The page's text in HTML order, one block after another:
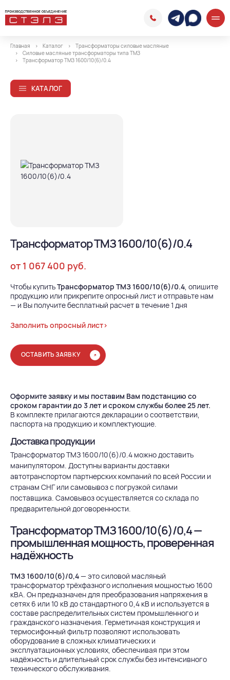
Главная Каталог
Трансформаторы силовые масляные
Силовые масляные трансформаторы типа ТМЗ
Трансформатор ТМЗ 1600/10(6)/0.4
КАТАЛОГ
Трансформатор ТМЗ 1600/10(6)/0.4
от 1 067 400 руб.
Чтобы купитьТрансформатор ТМЗ 1600/10(6)/0.4, опишите
продукцию или прикрепите опросный лист и отправьте нам
— и Вы получите бесплатный расчет в течение 1 дня
Заполнить опросный лист>
ОСТАВИТЬ ЗАЯВКУ
Оформите заявку и мы поставим Вам подстанцию со
сроком гарантии до 3 лет и сроком службы более 25 лет.
В комплекте прилагаются декларации о соответствии,
паспорта на продукцию и комплектующие.
Доставка продукции
Трансформатор ТМЗ 1600/10(6)/0.4 можно доставить
манипулятором. Доступны варианты доставки
автотранспортом партнерских компаний по всей России и
странам СНГ или самовывоз с погрузкой силами
поставщика. Самовывоз осуществляется со склада по
предварительной договоренности.
Трансформатор ТМЗ 1600/10(6)/0,4 —
промышленная мощность, проверенная
надёжность
ТМЗ 1600/10(6)/0,4— это силовой масляный
трансформатор трёхфазного исполнения мощностью 1600
кВА. Он предназначен для преобразования напряжения в
сетях 6 или 10 кВ до стандартного 0,4 кВ и используется в
составе распределительных систем промышленного и
гражданского назначения. Герметичная конструкция и
термосифонный фильтр позволяют использовать
оборудование в сложных климатических и
эксплуатационных условиях, обеспечивая при этом
надёжность и длительный срок службы без интенсивного
технического обслуживания.